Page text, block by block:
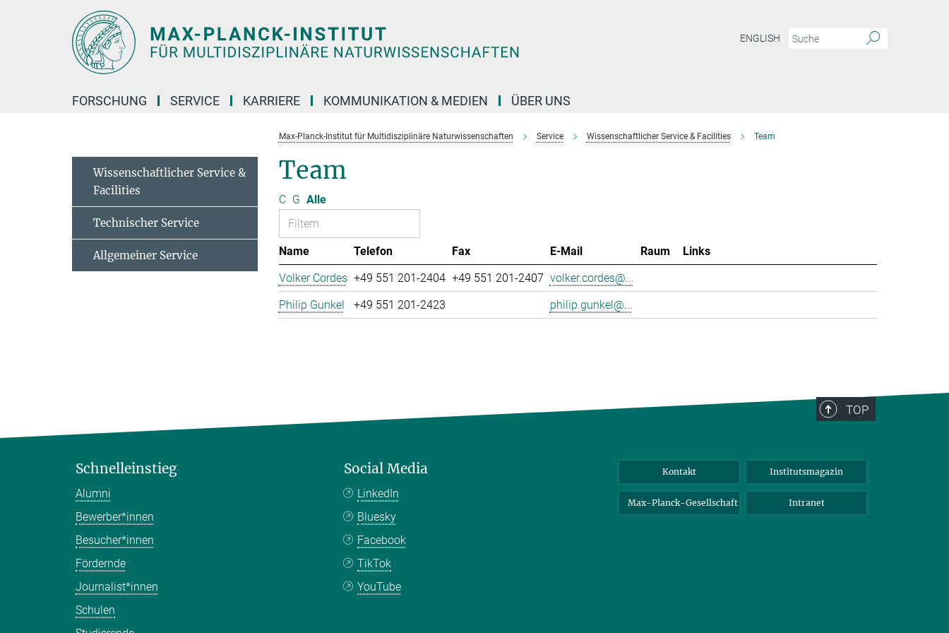
ENGLISH
FORSCHUNG SERVICE KARRIERE KOMMUNIKATION & MEDIEN ÜBER UNS
Max-Planck-Institut für Multidisziplinäre Naturwissenschaften Service Wissenschaftlicher Service & Facilities Team
Team
C G Alle
Name Telefon Fax E-Mail Raum
Links
Volker Cordes +49 551 201-2404 +49 551 201-2407 volker.cordes@...
Philip Gunkel
+49 551 201-2423 philip.gunkel@...
Wissenschaftlicher Service &
Facilities
Technischer Service
Allgemeiner Service
TOP
Schnelleinstieg
Alumni
Bewerber*innen
Besucher*innen
Fördernde
Journalist*innen
Schulen
Social Media
LinkedIn
Bluesky
Facebook
TikTok
YouTube
Kontakt Institutsmagazin
Max-Planck-Gesellschaft Intranet